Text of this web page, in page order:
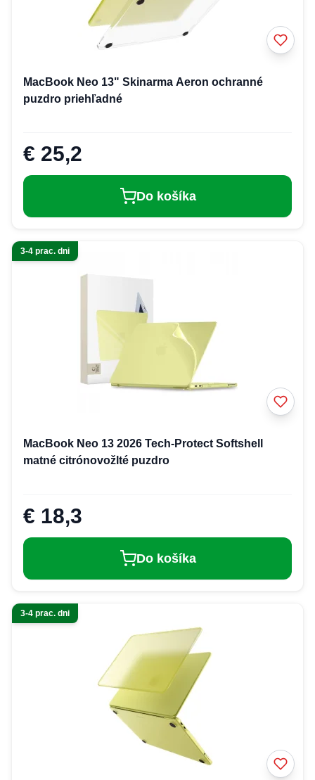
MacBook Neo 13" Skinarma Aeron ochranné
puzdro priehľadné
€ 25,2
Do košíka
3-4 prac. dni
MacBook Neo 13 2026 Tech-Protect Softshell
matné citrónovožlté puzdro
€ 18,3
Do košíka
3-4 prac. dni